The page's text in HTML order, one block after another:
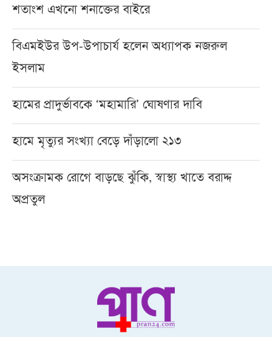
শতাংশ এখনো শনাক্তের বাইরে
বিএমইউর উপ-উপাচার্য হলেন অধ্যাপক নজরুল
ইসলাম
হামের প্রাদুর্ভাবকে ‘মহামারি’ ঘোষণার দাবি
হামে মৃত্যুর সংখ্যা বেড়ে দাঁড়ালো ২১৩
অসংক্রামক রোগে বাড়ছে ঝুঁকি, স্বাস্থ্য খাতে বরাদ্দ
অপ্রতুল